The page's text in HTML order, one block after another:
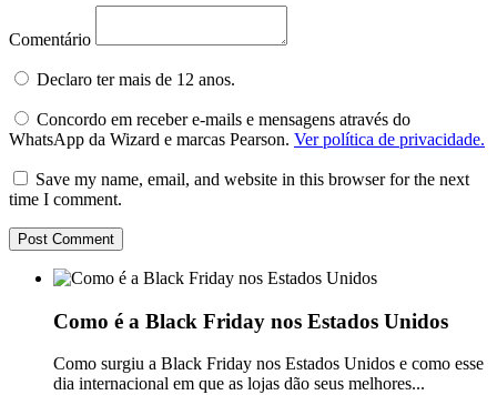
Comentário
Declaro ter mais de 12 anos.
Concordo em receber e-mails e mensagens através do
WhatsApp da Wizard e marcas Pearson. Ver política de privacidade.
Save my name, email, and website in this browser for the next
time I comment.
Como é a Black Friday nos Estados Unidos
Como surgiu a Black Friday nos Estados Unidos e como esse
dia internacional em que as lojas dão seus melhores...